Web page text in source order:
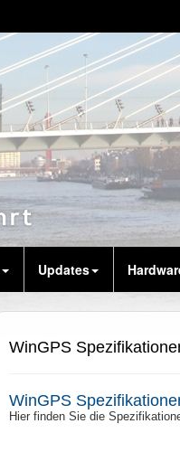
Updates
WinGPS
WinGPS
Hier finden Sie die